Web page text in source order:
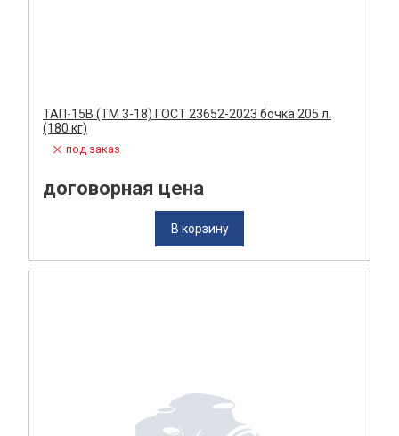
ТАП-15В (ТМ 3-18) ГОСТ 23652-2023 бочка 205 л.
(180 кг)
под заказ
договорная цена
В корзину